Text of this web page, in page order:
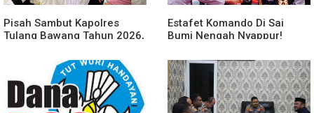
Pisah Sambut Kapolres
Tulang Bawang Tahun 2026,
Forkopimda untuk Menjaga
Stabilitas Daerah
Estafet Komando Di Sai
Bumi Nengah Nyappur!
Dan Penyerahan Tunggul
Kesatuan Polres Tulang
Bawang Berlangsung
Spektakuler